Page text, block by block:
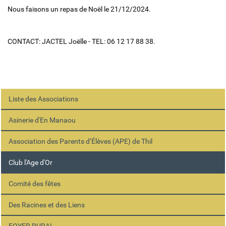
Nous faisons un repas de Noël le 21/12/2024.
CONTACT: JACTEL Joëlle - TEL: 06 12 17 88 38.
Liste des Associations
Asinerie d'En Manaou
Association des Parents d’Élèves (APE) de Thil
Club l'Age d'Or
Comité des fêtes
Des Racines et des Liens